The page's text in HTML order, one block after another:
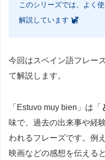
このシリーズでは、よく
解説しています
今回はスペイン語フレー
て解説します。
「Estuvo muy bien」は「
味で、過去の出来事や経
われるフレーズです。例
映画などの感想を伝える